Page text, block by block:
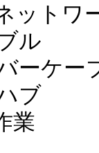
トワー
ル
ーケー
ブ
業